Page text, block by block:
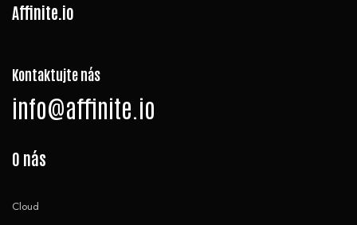
Affinite.io
Kontaktujte nás
info@affinite.io
O nás
Cloud